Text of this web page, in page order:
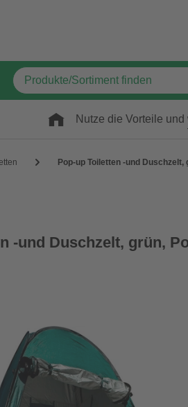
Nutze die Vorteile und
Pop-up Toiletten -und
-und Duschzelt, grün,